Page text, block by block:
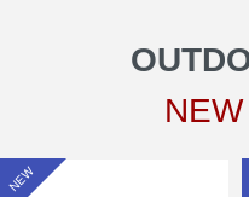
NEW